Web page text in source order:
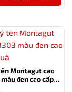
Montagut cao
đen cao cấp